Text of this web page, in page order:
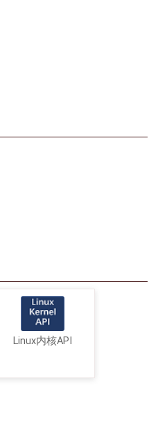
Linux内核API